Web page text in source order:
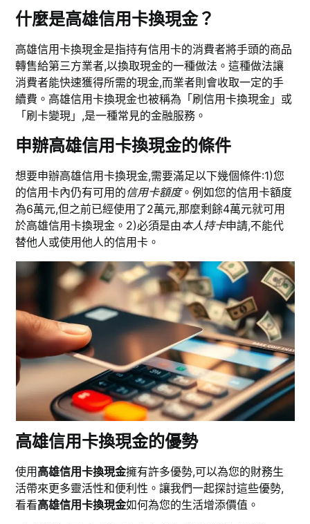
什麼是高雄信用卡換現金？
高雄信用卡換現金是指持有信用卡的消費者將手頭的商品
轉售給第三方業者,以換取現金的一種做法。這種做法讓
消費者能快速獲得所需的現金,而業者則會收取一定的手
續費。高雄信用卡換現金也被稱為「刷信用卡換現金」或
「刷卡變現」,是一種常見的金融服務。
申辦高雄信用卡換現金的條件
想要申辦高雄信用卡換現金,需要滿足以下幾個條件:1)您
的信用卡內仍有可用的信用卡額度。例如您的信用卡額度
為6萬元,但之前已經使用了2萬元,那麼剩餘4萬元就可用
於高雄信用卡換現金。2)必須是由本人持卡申請,不能代
替他人或使用他人的信用卡。
高雄信用卡換現金的優勢
使用 高雄信用卡換現金擁有許多優勢,可以為您的財務生
活帶來更多靈活性和便利性。讓我們一起探討這些優勢,
看看高雄信用卡換現金如何為您的生活增添價值。